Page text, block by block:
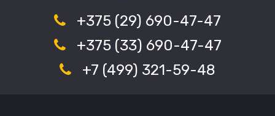
+375 (29) 690-47-47
+375 (33) 690-47-47
+7 (499) 321-59-48